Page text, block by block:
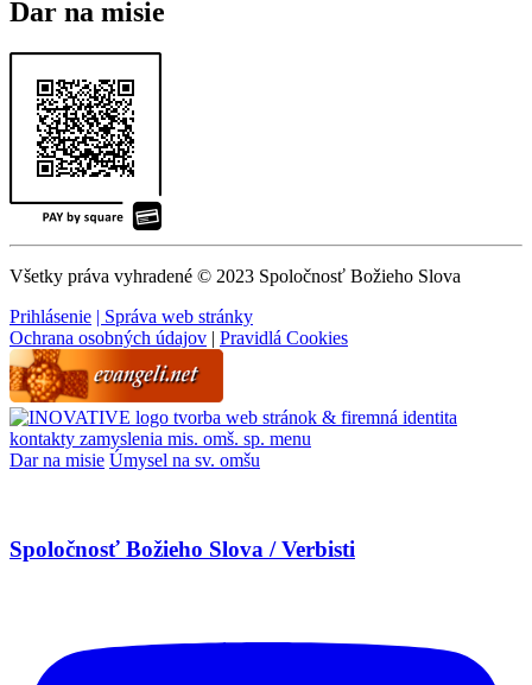
Dar na misie
Všetky práva vyhradené © 2023 Spoločnosť Božieho Slova
Prihlásenie | Správa web stránky
Ochrana osobných údajov | Pravidlá Cookies
tvorba web stránok & firemná identita
kontakty zamyslenia mis. omš. sp. menu
Dar na misie Úmysel na sv. omšu
Spoločnosť Božieho Slova / Verbisti